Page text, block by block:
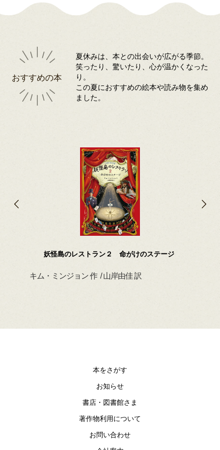
おすすめの本
夏休みは、本との出会いが広がる季節。
笑ったり、驚いたり、心が温かくなった
り。
この夏におすすめの絵本や読み物を集め
ました。
妖怪島のレストラン２ 命がけのステージ
キム・ミンジョン 作 / 山岸由佳 訳
本をさがす
お知らせ
書店・図書館さま
著作物利用について
お問い合わせ